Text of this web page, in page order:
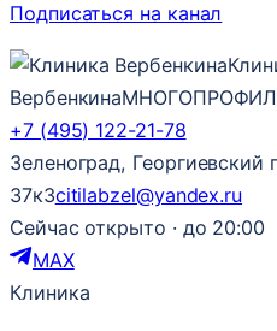
Подписаться на канал
Вербенкина
+7 (495) 122-21-78
Зеленоград, Георгиевский
37к3citilabzel@yandex.ru
Сейчас открыто · до 20:00
MAX
Клиника